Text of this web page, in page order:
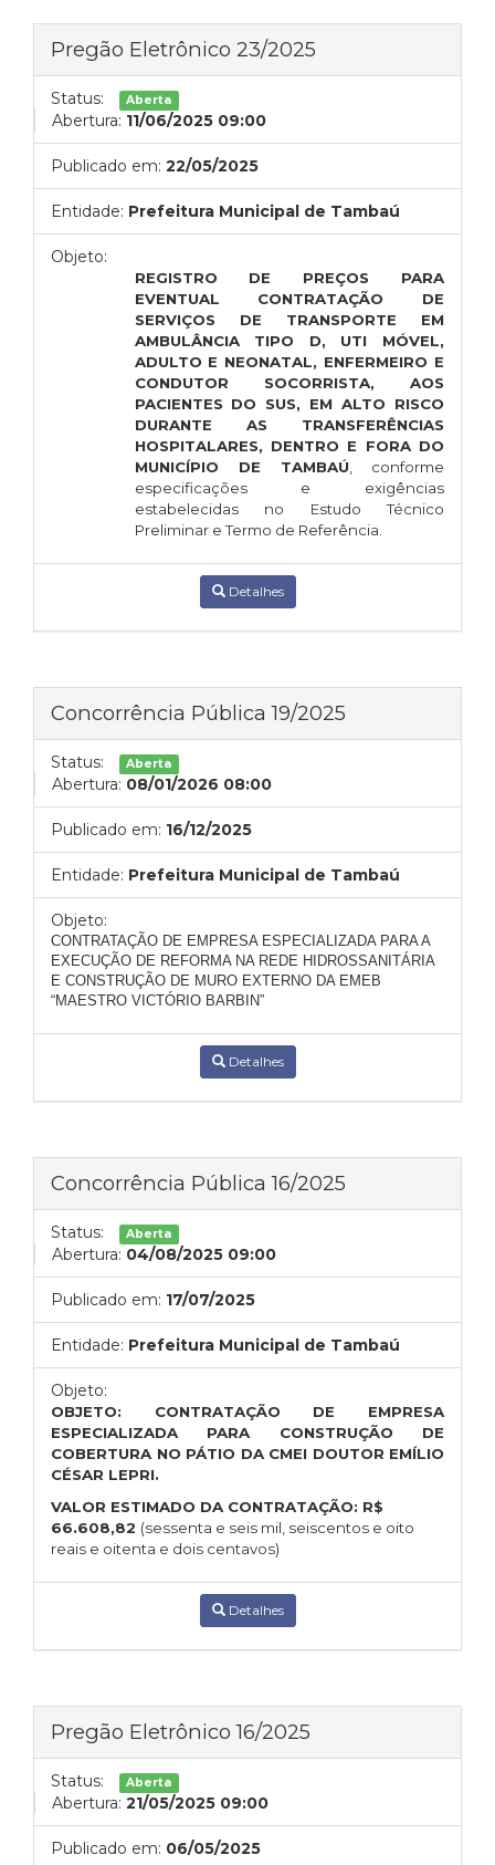
Pregão Eletrônico 23/2025
Status: Aberta
Abertura: 11/06/2025 09:00
Publicado em: 22/05/2025
Entidade: Prefeitura Municipal de Tambaú
Objeto:
REGISTRO DE PREÇOS PARA
EVENTUAL CONTRATAÇÃO DE
SERVIÇOS DE TRANSPORTE EM
AMBULÂNCIA TIPO D, UTI MÓVEL,
ADULTO E NEONATAL, ENFERMEIRO E
CONDUTOR SOCORRISTA, AOS
PACIENTES DO SUS, EM ALTO RISCO
DURANTE AS TRANSFERÊNCIAS
HOSPITALARES, DENTRO E FORA DO
MUNICÍPIO DE TAMBAÚ , conforme
especificações e exigências
estabelecidas no Estudo Técnico
Preliminar e Termo de Referência.
Detalhes
Concorrência Pública 19/2025
Status: Aberta
Abertura: 08/01/2026 08:00
Publicado em: 16/12/2025
Entidade: Prefeitura Municipal de Tambaú
Objeto:
CONTRATAÇÃO DE EMPRESA ESPECIALIZADA PARA A
EXECUÇÃO DE REFORMA NA REDE HIDROSSANITÁRIA
E CONSTRUÇÃO DE MURO EXTERNO DA EMEB
“MAESTRO VICTÓRIO BARBIN”
Detalhes
Concorrência Pública 16/2025
Status: Aberta
Abertura: 04/08/2025 09:00
Publicado em: 17/07/2025
Entidade: Prefeitura Municipal de Tambaú
Objeto:
OBJETO: CONTRATAÇÃO DE EMPRESA
ESPECIALIZADA PARA CONSTRUÇÃO DE
COBERTURA NO PÁTIO DA CMEI DOUTOR EMÍLIO
CÉSAR LEPRI.
VALOR ESTIMADO DA CONTRATAÇÃO: R$
66.608,82 (sessenta e seis mil, seiscentos e oito
reais e oitenta e dois centavos)
Detalhes
Pregão Eletrônico 16/2025
Status: Aberta
Abertura: 21/05/2025 09:00
Publicado em: 06/05/2025